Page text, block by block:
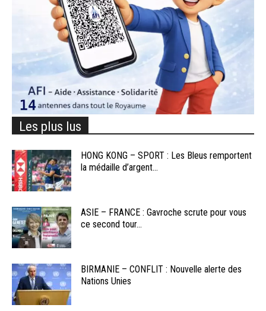
Les plus lus
HONG KONG – SPORT : Les Bleus remportent
la médaille d’argent...
ASIE – FRANCE : Gavroche scrute pour vous
ce second tour...
BIRMANIE – CONFLIT : Nouvelle alerte des
Nations Unies